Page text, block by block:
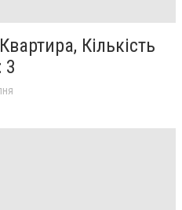
Кількість
3